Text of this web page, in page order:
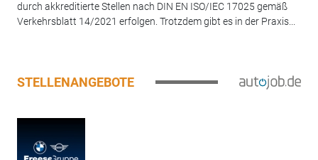
durch akkreditierte Stellen nach DIN EN ISO/IEC 17025 gemäß
Verkehrsblatt 14/2021 erfolgen. Trotzdem gibt es in der Praxis...
STELLENANGEBOTE